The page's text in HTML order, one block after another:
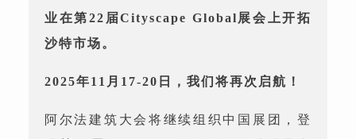
业在第22届Cityscape Global展会上开拓
沙特市场。
2025年11月17-20日，我们将再次启航！
阿尔法建筑大会将继续组织中国展团，登